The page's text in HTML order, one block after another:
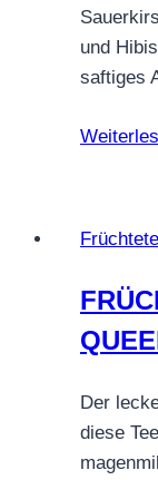
und
saftiges
Der
diese